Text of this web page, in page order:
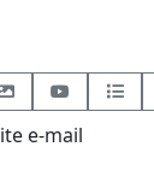
e-mail